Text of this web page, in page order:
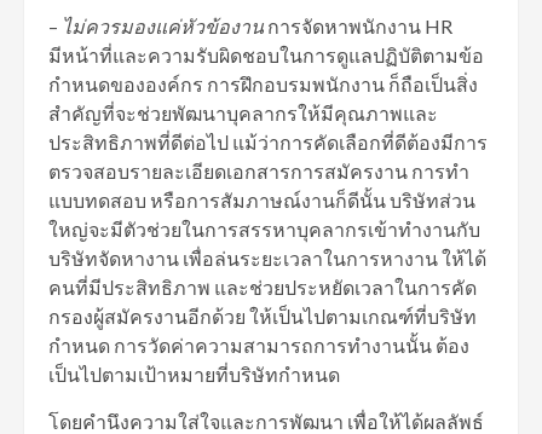
– ไม่ควรมองแค่หัวข้องาน การจัดหาพนักงาน HR
มีหน้าที่และความรับผิดชอบในการดูแลปฏิบัติตามข้อ
กำหนดขององค์กร การฝึกอบรมพนักงาน ก็ถือเป็นสิ่ง
สำคัญที่จะช่วยพัฒนาบุคลากรให้มีคุณภาพและ
ประสิทธิภาพที่ดีต่อไป แม้ว่าการคัดเลือกที่ดีต้องมีการ
ตรวจสอบรายละเอียดเอกสารการสมัครงาน การทำ
แบบทดสอบ หรือการสัมภาษณ์งานก็ดีนั้น บริษัทส่วน
ใหญ่จะมีตัวช่วยในการสรรหาบุคลากรเข้าทำงานกับ
บริษัทจัดหางาน เพื่อล่นระยะเวลาในการหางาน ให้ได้
คนที่มีประสิทธิภาพ และช่วยประหยัดเวลาในการคัด
กรองผู้สมัครงานอีกด้วย ให้เป็นไปตามเกณฑ์ที่บริษัท
กำหนด การวัดค่าความสามารถการทำงานนั้น ต้อง
เป็นไปตามเป้าหมายที่บริษัทกำหนด
โดยคำนึงความใส่ใจและการพัฒนา เพื่อให้ได้ผลลัพธ์